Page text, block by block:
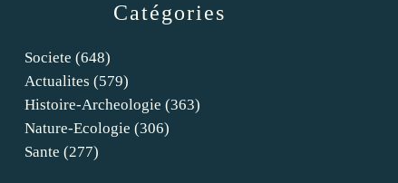
Catégories
Societe (648)
Actualites (579)
Histoire-Archeologie (363)
Nature-Ecologie (306)
Sante (277)